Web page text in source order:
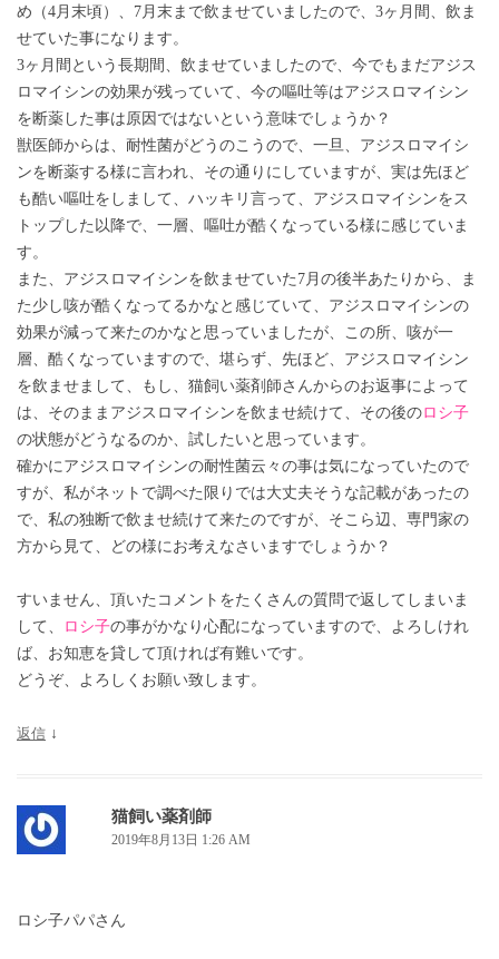
め（4月末頃）、7月末まで飲ませていましたので、3ヶ月間、飲ま
せていた事になります。
3ヶ月間という長期間、飲ませていましたので、今でもまだアジス
ロマイシンの効果が残っていて、今の嘔吐等はアジスロマイシン
を断薬した事は原因ではないという意味でしょうか？
獣医師からは、耐性菌がどうのこうので、一旦、アジスロマイシ
ンを断薬する様に言われ、その通りにしていますが、実は先ほど
も酷い嘔吐をしまして、ハッキリ言って、アジスロマイシンをス
トップした以降で、一層、嘔吐が酷くなっている様に感じていま
す。
また、アジスロマイシンを飲ませていた7月の後半あたりから、ま
た少し咳が酷くなってるかなと感じていて、アジスロマイシンの
効果が減って来たのかなと思っていましたが、この所、咳が一
層、酷くなっていますので、堪らず、先ほど、アジスロマイシン
を飲ませまして、もし、猫飼い薬剤師さんからのお返事によって
は、そのままアジスロマイシンを飲ませ続けて、その後のロシ子
の状態がどうなるのか、試したいと思っています。
確かにアジスロマイシンの耐性菌云々の事は気になっていたので
すが、私がネットで調べた限りでは大丈夫そうな記載があったの
で、私の独断で飲ませ続けて来たのですが、そこら辺、専門家の
方から見て、どの様にお考えなさいますでしょうか？
すいません、頂いたコメントをたくさんの質問で返してしまいま
して、
ロシ子の事がかなり心配になっていますので、よろしけれ
ば、お知恵を貸して頂ければ有難いです。
どうぞ、よろしくお願い致します。
返信 ↓
猫飼い薬剤師
2019年8月13日 1:26 AM
ロシ子パパさん